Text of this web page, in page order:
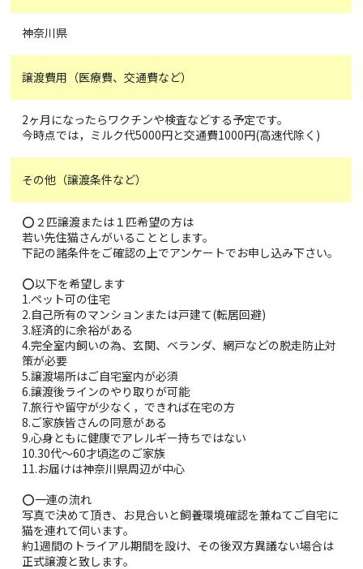
神奈川県
譲渡費用（医療費、交通費など）
2ヶ月になったらワクチンや検査などする予定です。
今時点では，ミルク代5000円と交通費1000円(高速代除く)
その他（譲渡条件など）
⭕️２匹譲渡または１匹希望の方は
若い先住猫さんがいることとします。
下記の諸条件をご確認の上でアンケートでお申し込み下さい。
⭕️以下を希望します
1.ペット可の住宅
2.自己所有のマンションまたは戸建て(転居回避)
3.経済的に余裕がある
4.完全室内飼いの為、玄関、ベランダ、網戸などの脱走防止対
策が必要
5.譲渡場所はご自宅室内が必須
6.譲渡後ラインのやり取りが可能
7.旅行や留守が少なく，できれば在宅の方
8.ご家族皆さんの同意がある
9.心身ともに健康でアレルギー持ちではない
10.30代〜60才頃迄のご家族
11.お届けは神奈川県周辺が中心
⭕️一連の流れ
写真で決めて頂き、お見合いと飼養環境確認を兼ねてご自宅に
猫を連れて伺います。
約1週間のトライアル期間を設け、その後双方異議ない場合は
正式譲渡と致します。